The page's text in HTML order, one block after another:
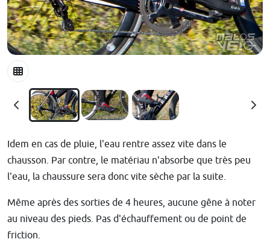
Idem en cas de pluie, l'eau rentre assez vite dans le
chausson. Par contre, le matériau n'absorbe que très peu
l'eau, la chaussure sera donc vite sèche par la suite.
Même après des sorties de 4 heures, aucune gêne à noter
au niveau des pieds. Pas d'échauffement ou de point de
friction.